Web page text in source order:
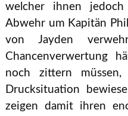
welcher ihnen
Abwehr um Kapitän
von Jayden
Chancenverwertung
noch zittern
Drucksituation
zeigen damit ihren